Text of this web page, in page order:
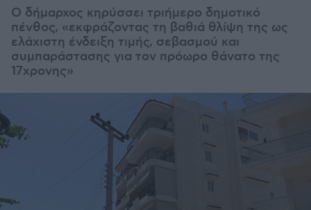
Ο δήμαρχος κηρύσσει τριήμερο δημοτικό
πένθος, «εκφράζοντας τη βαθιά θλίψη της ως
ελάχιστη ένδειξη τιμής, σεβασμού και
συμπαράστασης για τον πρόωρο θάνατο της
17χρονης»